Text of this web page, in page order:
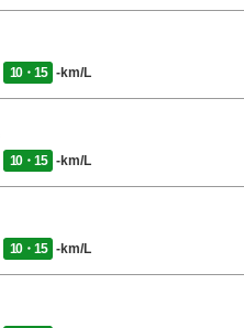
10・15 -km/L
10・15 -km/L
10・15 -km/L